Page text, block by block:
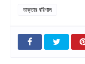
ডাক্তার বরিশাল